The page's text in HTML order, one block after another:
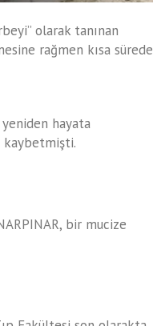
olarak tanınan
rağmen kısa sürede
yeniden hayata
kaybetmişti.
bir mucize